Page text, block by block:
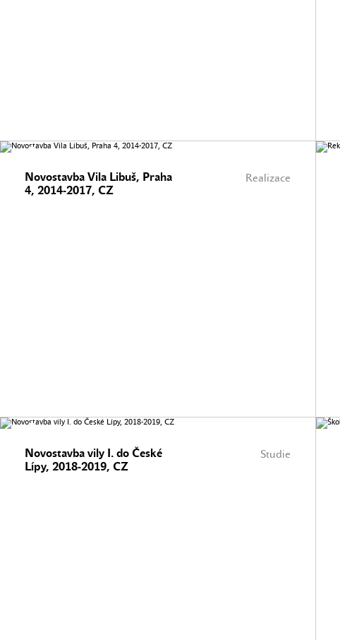
Realizace
Novostavba Vila Libuš, Praha
4, 2014-2017, CZ
Studie
Novostavba vily I. do České
Lípy, 2018-2019, CZ